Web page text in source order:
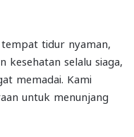
tidur nyaman,
kesehatan selalu siaga,
memadai. Kami
untuk menunjang